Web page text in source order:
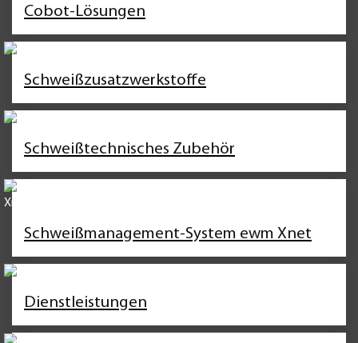
Cobot-Lösungen
Schweißzusatzwerkstoffe
Schweißtechnisches Zubehör
Schweißmanagement-System ewm Xnet
Dienstleistungen